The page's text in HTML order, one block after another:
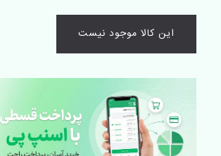
این کالا موجود نیست